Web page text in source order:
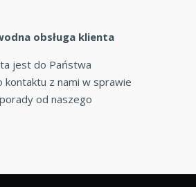
obsługa klienta
jest do Państwa
kontaktu z nami w sprawie
od naszego